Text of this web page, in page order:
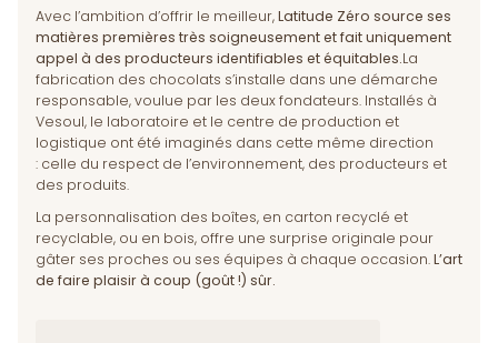
Avec l’ambition d’offrir le meilleur,Latitude Zéro source ses
matières premières très soigneusement et fait uniquement
appel à des producteurs identifiables et équitables.La
fabrication des chocolats s’installe dans une démarche
responsable, voulue par les deux fondateurs. Installés à
Vesoul, le laboratoire et le centre de production et
logistique ont été imaginés dans cette même direction
: celle du respect de l’environnement, des producteurs et
des produits.
La personnalisation des boîtes, en carton recyclé et
recyclable, ou en bois, offre une surprise originale pour
gâter ses proches ou ses équipes à chaque occasion.L’art
de faire plaisir à coup (goût !) sûr.